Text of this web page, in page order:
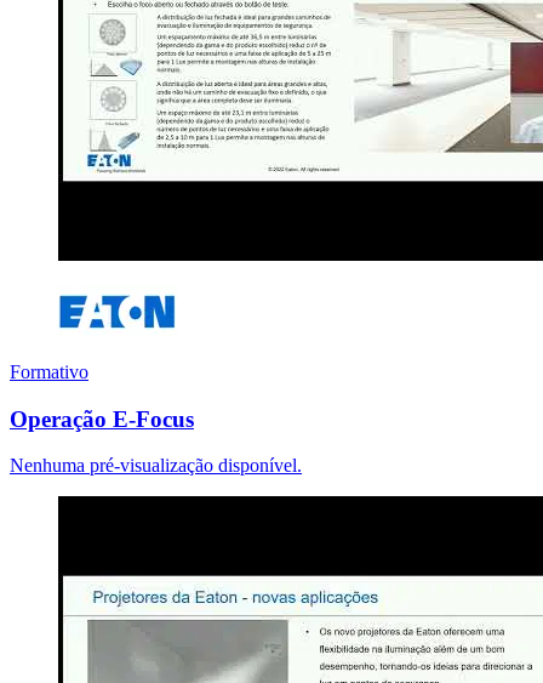
Formativo
Operação E-Focus
Nenhuma pré-visualização disponível.